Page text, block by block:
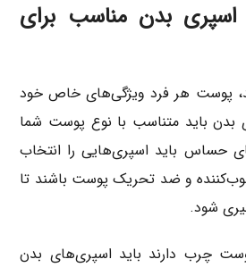
بدن مناسب برای
پوست هر فرد ویژگی‌های خاص خود
بدن باید متناسب با نوع پوست شما
حساس باید اسپری‌هایی را انتخاب
و ضد تحریک پوست باشند تا
شود.
چرب دارند باید اسپری‌های بدن